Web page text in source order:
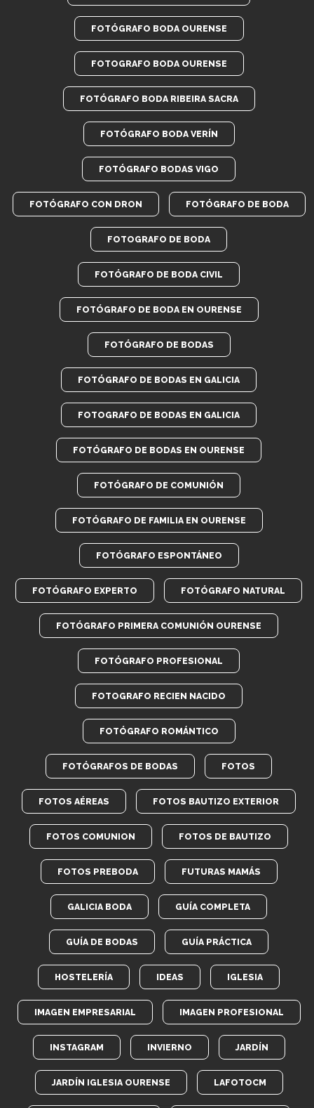
FOTÓGRAFO BODA OURENSE
FOTOGRAFO BODA OURENSE
FOTÓGRAFO BODA RIBEIRA SACRA
FOTÓGRAFO BODA VERÍN
FOTÓGRAFO BODAS VIGO
FOTÓGRAFO CON DRON FOTÓGRAFO DE BODA
FOTOGRAFO DE BODA
FOTÓGRAFO DE BODA CIVIL
FOTÓGRAFO DE BODA EN OURENSE
FOTÓGRAFO DE BODAS
FOTÓGRAFO DE BODAS EN GALICIA
FOTOGRAFO DE BODAS EN GALICIA
FOTÓGRAFO DE BODAS EN OURENSE
FOTÓGRAFO DE COMUNIÓN
FOTÓGRAFO DE FAMILIA EN OURENSE
FOTÓGRAFO ESPONTÁNEO
FOTÓGRAFO EXPERTO FOTÓGRAFO NATURAL
FOTÓGRAFO PRIMERA COMUNIÓN OURENSE
FOTÓGRAFO PROFESIONAL
FOTOGRAFO RECIEN NACIDO
FOTÓGRAFO ROMÁNTICO
FOTÓGRAFOS DE BODAS FOTOS
FOTOS AÉREAS FOTOS BAUTIZO EXTERIOR
FOTOS COMUNION FOTOS DE BAUTIZO
FOTOS PREBODA FUTURAS MAMÁS
GALICIA BODA GUÍA COMPLETA
GUÍA DE BODAS GUÍA PRÁCTICA
HOSTELERÍA IDEAS IGLESIA
IMAGEN EMPRESARIAL IMAGEN PROFESIONAL
INSTAGRAM INVIERNO JARDÍN
JARDÍN IGLESIA OURENSE LAFOTOCM